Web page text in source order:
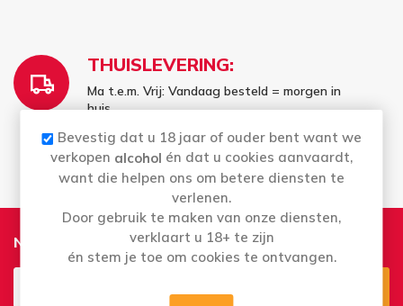
THUISLEVERING:
Ma t.e.m. Vrij: Vandaag besteld = morgen in
huis
maandag geleverd
Nieuwsbrief
Bevestig dat u 18 jaar of ouder bent want we
verkopen alcohol én dat u cookies aanvaardt,
want die helpen ons om betere diensten te
verlenen.
Door gebruik te maken van onze diensten,
verklaart u 18+ te zijn
én stem je toe om cookies te ontvangen.